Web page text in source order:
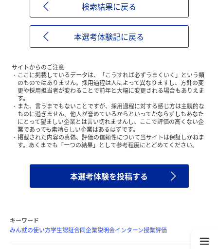
検索結果に戻る
本選考体験記に戻る
サイトからのご注意
ここに掲載しているデータは、「こうすれば必ずうまくいく」という類
のものではありません。採用過程は人によって異なりますし、方針の変
更や採用担当者が変わることで前年と大幅に変更される場合もありえま
す。
また、言うまでもないことですが、採用過程に対する感じ方は主観的な
ものに過ぎません。他人が誉めているからといってかならずしもあなた
にとって望ましい企業とは言い切れませんし、ここで評価の高くない企
業であっても素晴らしい企業はあるはずです。
掲載された内容の真偽、評価の信頼性について当サイトは保証しかねま
す。あくまでも「一つの結果」として参考程度にとどめてください。
本選考体験を投稿する
キーワード
みん就の使い方学生認証合同企業説明会インターン授業評価